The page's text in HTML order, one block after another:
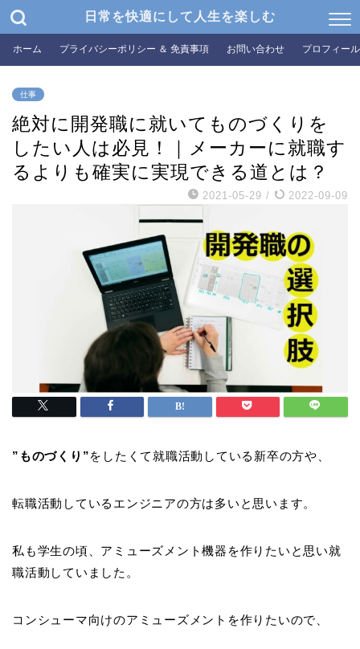
日常を快適にして人生を楽しむ
ホーム プライバシーポリシー ＆ 免責事項 お問い合わせ プロフィール
仕事
絶対に開発職に就いてものづくりを
したい人は必見！｜メーカーに就職す
るよりも確実に実現できる道とは？
2021-05-29 / 2022-09-09
”ものづくり”をしたくて就職活動している新卒の方や、
転職活動しているエンジニアの方は多いと思います。
私も学生の頃、アミューズメント機器を作りたいと思い就
職活動していました。
コンシューマ向けのアミューズメントを作りたいので、